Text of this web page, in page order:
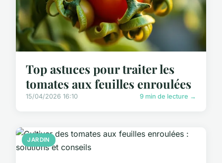
Top astuces pour traiter les
tomates aux feuilles enroulées
15/04/2026 16:10 9 min de lecture →
JARDIN